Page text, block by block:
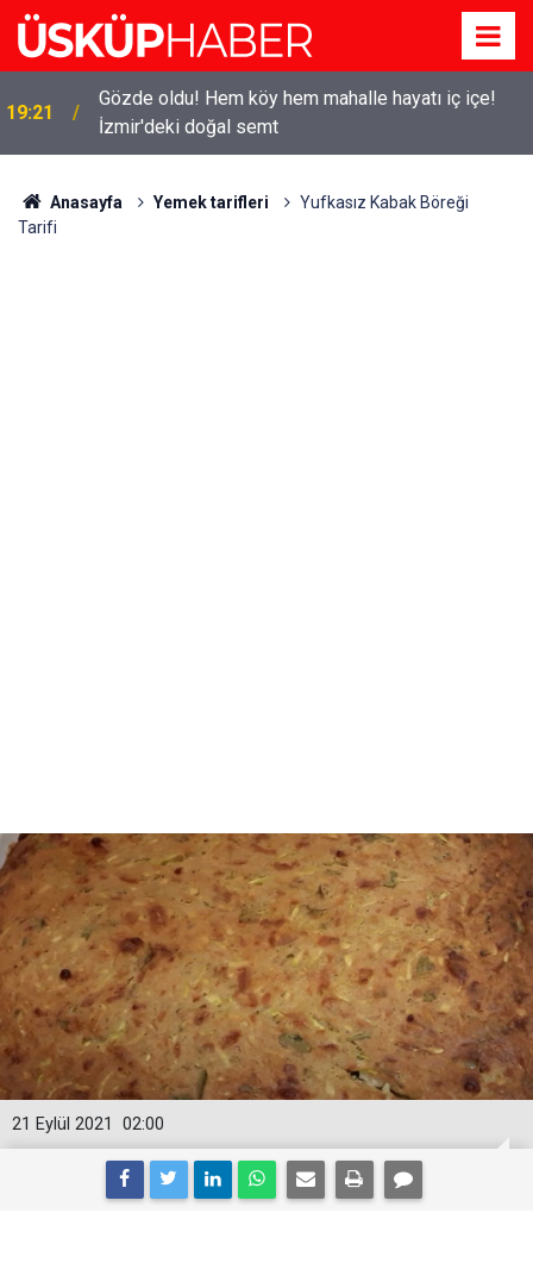
19:21
Gözde oldu! Hem köy hem mahalle hayatı iç içe!
İzmir'deki doğal semt
Anasayfa Yemek tarifleri
Yufkasız Kabak Böreği
Tarifi
02:00
21 Eylül 2021